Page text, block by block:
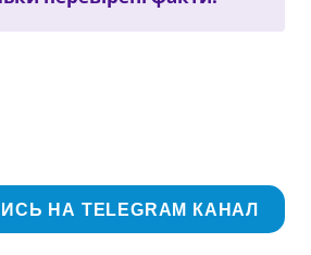
НА TELEGRAM КАНАЛ